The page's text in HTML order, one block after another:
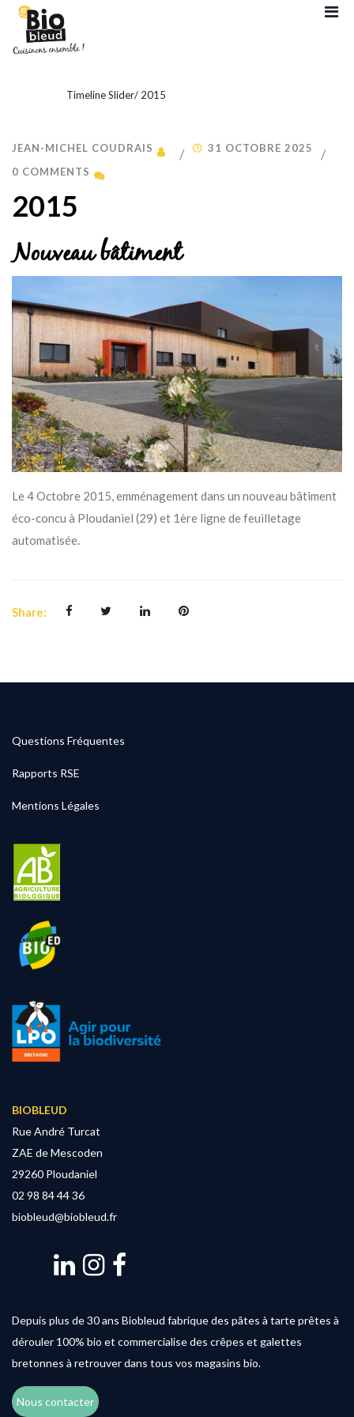
Timeline Slider/ 2015
JEAN-MICHEL COUDRAIS
31 OCTOBRE 2025
0 COMMENTS
2015
Nouveau bâtiment
Le 4 Octobre 2015, emménagement dans un nouveau bâtiment
éco-concu à Ploudaniel (29) et 1ère ligne de feuilletage
automatisée.
Share:
Questions Fréquentes
Rapports RSE
Mentions Légales
BIOBLEUD
Rue André Turcat
ZAE de Mescoden
29260 Ploudaniel
02 98 84 44 36
biobleud@biobleud.fr
Depuis plus de 30 ans Biobleud fabrique des pâtes à tarte prêtes à
dérouler 100% bio et commercialise des crêpes et galettes
bretonnes à retrouver dans tous vos magasins bio.
Nous contacter